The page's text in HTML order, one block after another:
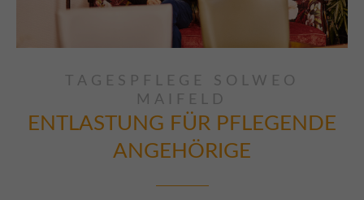
TAGESPFLEGE SOLWEO
MAIFELD
ENTLASTUNG FÜR PFLEGENDE
ANGEHÖRIGE